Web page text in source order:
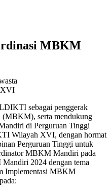
MBKM
XVI
sebagai penggerak
(MBKM), serta mendukung
di Perguruan Tinggi
Wilayah XVI, dengan hormat
Perguruan Tinggi untuk
MBKM Mandiri pada
2024 dengan tema
Implementasi MBKM